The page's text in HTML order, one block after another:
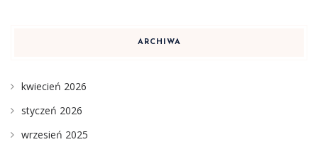
ARCHIWA
kwiecień 2026
styczeń 2026
wrzesień 2025